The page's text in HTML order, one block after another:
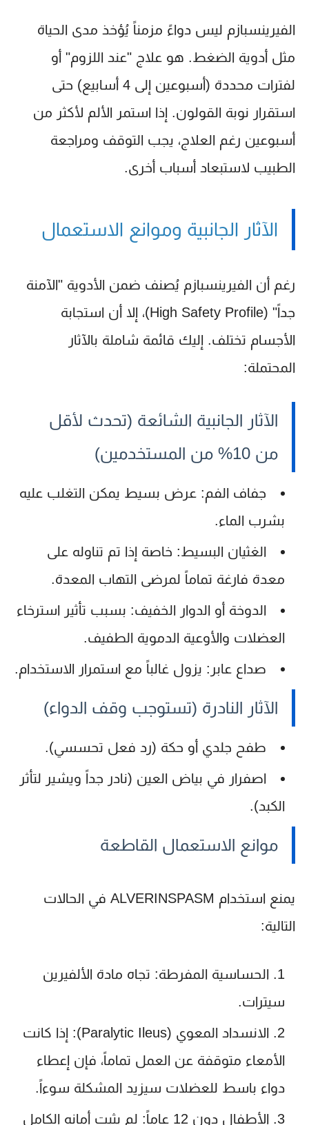
الفيرينسبازم ليس دواءً مزمناً يُؤخذ مدى الحياة
مثل أدوية الضغط. هو علاج "عند اللزوم" أو
لفترات محددة (أسبوعين إلى 4 أسابيع) حتى
استقرار نوبة القولون. إذا استمر الألم لأكثر من
أسبوعين رغم العلاج، يجب التوقف ومراجعة
الطبيب لاستبعاد أسباب أخرى.
الآثار الجانبية وموانع الاستعمال
رغم أن الفيرينسبازم يُصنف ضمن الأدوية "الآمنة
جداً" (High Safety Profile)، إلا أن استجابة
الأجسام تختلف. إليك قائمة شاملة بالآثار
المحتملة:
الآثار الجانبية الشائعة (تحدث لأقل
من 10% من المستخدمين)
جفاف الفم: عرض بسيط يمكن التغلب عليه
بشرب الماء.
الغثيان البسيط: خاصة إذا تم تناوله على
معدة فارغة تماماً لمرضى التهاب المعدة.
الدوخة أو الدوار الخفيف: بسبب تأثير استرخاء
العضلات والأوعية الدموية الطفيف.
صداع عابر: يزول غالباً مع استمرار الاستخدام.
الآثار النادرة (تستوجب وقف الدواء)
طفح جلدي أو حكة (رد فعل تحسسي).
اصفرار في بياض العين (نادر جداً ويشير لتأثر
الكبد).
موانع الاستعمال القاطعة
يمنع استخدام ALVERINSPASM في الحالات
التالية:
الحساسية المفرطة: تجاه مادة الألفيرين
سيترات.
الانسداد المعوي (Paralytic Ileus):
إذا كانت
الأمعاء متوقفة عن العمل تماماً، فإن إعطاء
دواء باسط للعضلات سيزيد المشكلة سوءاً.
الأطفال دون 12 عاماً:
لم يثبت أمانه الكامل